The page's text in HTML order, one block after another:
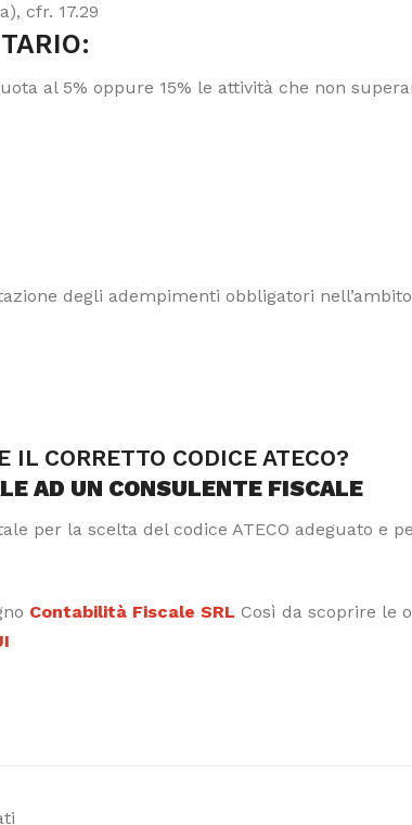
cfr. 17.29
al 5% oppure 15% le attività che non
degli adempimenti obbligatori
IL CORRETTO CODICE ATECO?
AD UN CONSULENTE FISCALE
per la scelta del codice ATECO adeguato e
Contabilità Fiscale SRL Così da scoprire le